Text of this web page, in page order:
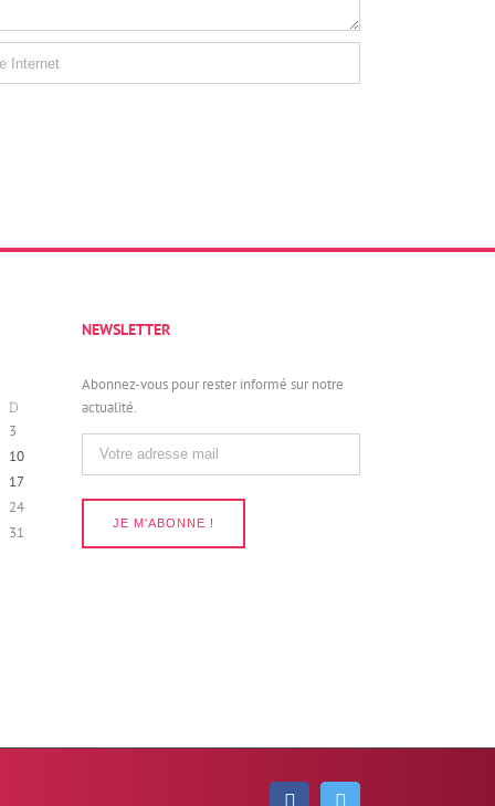
D
3
10
17
24
31
NEWSLETTER
Abonnez-vous pour rester informé sur notre
actualité.
Facebook